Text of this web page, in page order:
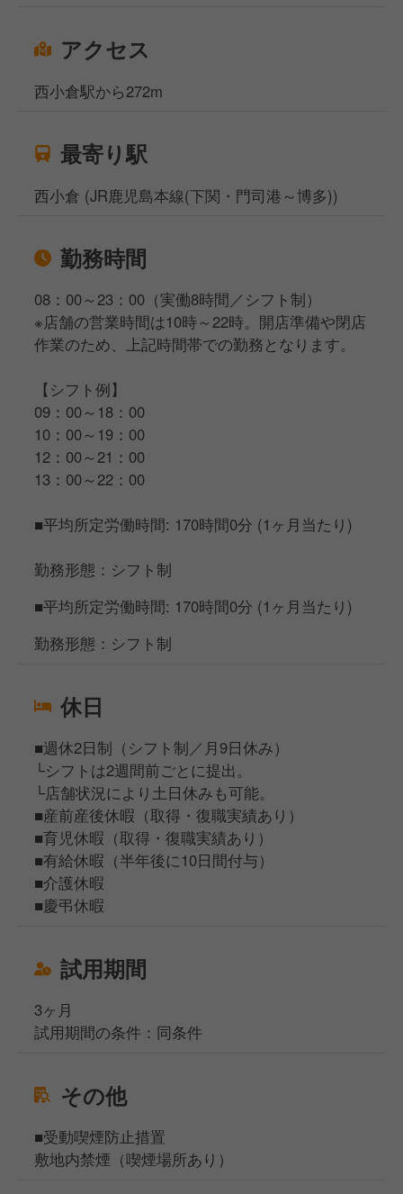
アクセス
西小倉駅から272m
最寄り駅
西小倉 (JR鹿児島本線(下関・門司港～博多))
勤務時間
08：00～23：00（実働8時間／シフト制）
※店舗の営業時間は10時～22時。開店準備や閉店
作業のため、上記時間帯での勤務となります。
【シフト例】
09：00～18：00
10：00～19：00
12：00～21：00
13：00～22：00
■平均所定労働時間: 170時間0分 (1ヶ月当たり)
勤務形態：シフト制
■平均所定労働時間: 170時間0分 (1ヶ月当たり)
勤務形態：シフト制
休日
■週休2日制（シフト制／月9日休み）
└シフトは2週間前ごとに提出。
└店舗状況により土日休みも可能。
■産前産後休暇（取得・復職実績あり）
■育児休暇（取得・復職実績あり）
■有給休暇（半年後に10日間付与）
■介護休暇
■慶弔休暇
試用期間
3ヶ月
試用期間の条件：同条件
その他
■受動喫煙防止措置
敷地内禁煙（喫煙場所あり）